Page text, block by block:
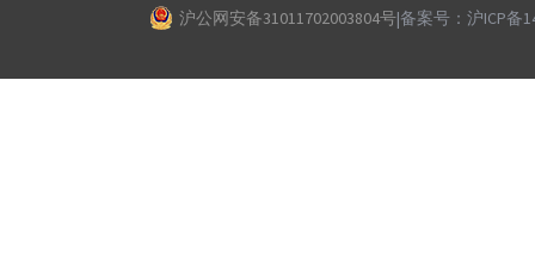
沪公网安备31011702003804号|备案号：沪ICP备